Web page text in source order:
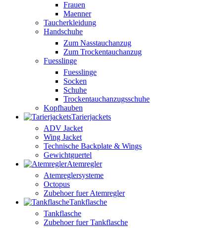
Frauen
Maenner
Taucherkleidung
Handschuhe
Zum Nasstauchanzug
Zum Trockentauchanzug
Fuesslinge
Fuesslinge
Socken
Schuhe
Trockentauchanzugsschuhe
Kopfhauben
Tarierjackets
ADV Jacket
Wing Jacket
Technische Backplate & Wings
Gewichtguertel
Atemregler
Atemreglersysteme
Octopus
Zubehoer fuer Atemregler
Tankflasche
Tankflasche
Zubehoer fuer Tankflasche